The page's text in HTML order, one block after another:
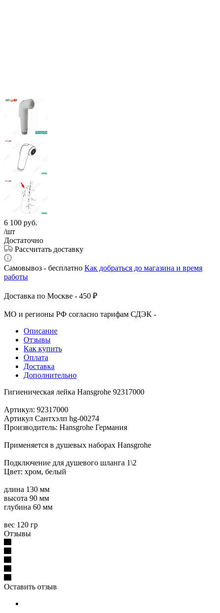
6 100 руб.
/шт
Достаточно
Рассчитать доставку
Самовывоз - бесплатно Как добраться до магазина и время
работы
Доставка по Москве - 450 ₽
МО и регионы РФ согласно тарифам СДЭК -
Описание
Отзывы
Как купить
Оплата
Доставка
Дополнительно
Гигиеническая лейка Hansgrohe 92317000
Артикул: 92317000
Артикул Сантхэлп hg-00274
Производитель: Hansgrohe Германия
Применяется в душевых наборах Hansgrohe
Подключение для душевого шланга 1\2
Цвет: хром, белый
длина 130 мм
высота 90 мм
глубина 60 мм
вес 120 гр
Отзывы
Оставить отзыв